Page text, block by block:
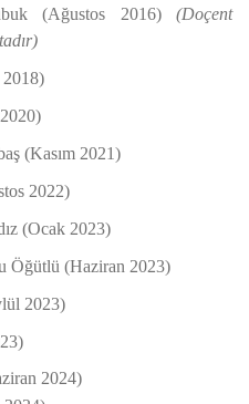
(Ağustos 2016) (Doçent
2018)
(Kasım 2021)
2022)
(Ocak 2023)
Öğütlü (Haziran 2023)
2023)
2024)